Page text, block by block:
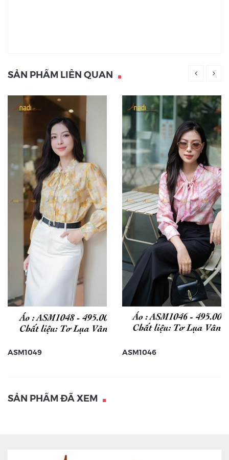
SẢN PHẨM LIÊN QUAN
ASM1049 ASM1046
SẢN PHẨM ĐÃ XEM